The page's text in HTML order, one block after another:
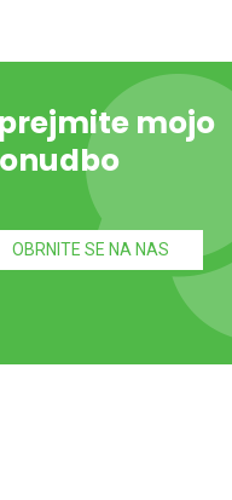
mojo
OBRNITE SE NA NAS